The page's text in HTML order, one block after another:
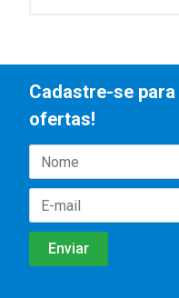
Cadastre-se
ofertas!